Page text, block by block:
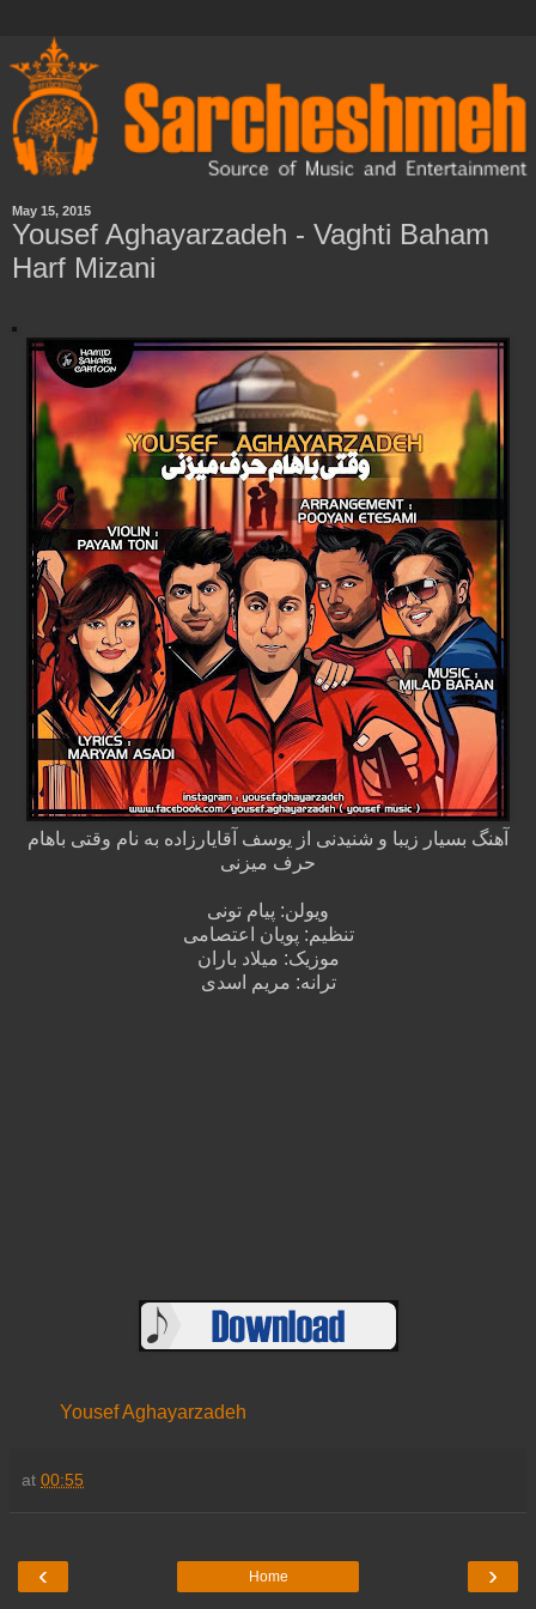
May 15, 2015
Yousef Aghayarzadeh - Vaghti Baham
Harf Mizani
آهنگ بسیار زیبا و شنیدنی از یوسف آقایارزاده به نام وقتی باهام
حرف میزنی
ویولن: پیام تونی
تنظیم: پویان اعتصامی
موزیک: میلاد باران
ترانه: مریم اسدی
Yousef Aghayarzadeh
at 00:55
‹ ›
Home